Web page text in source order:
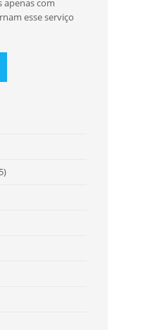
com
esse serviço